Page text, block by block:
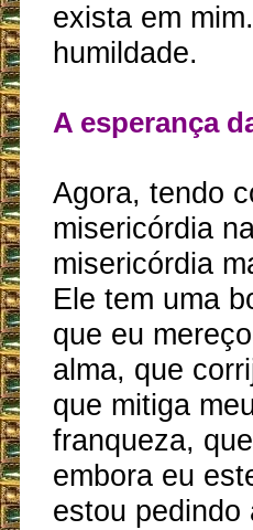
exista em
humildade.
A esperança
Agora, tendo
misericórdia
misericórdia
Ele tem uma
que eu
alma, que
que mitiga
franqueza,
embora eu
estou pedindo